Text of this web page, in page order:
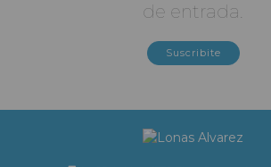
de entrada.
Suscribite